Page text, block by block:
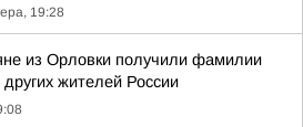
19:28
из Орловки получили фамилии
жителей России